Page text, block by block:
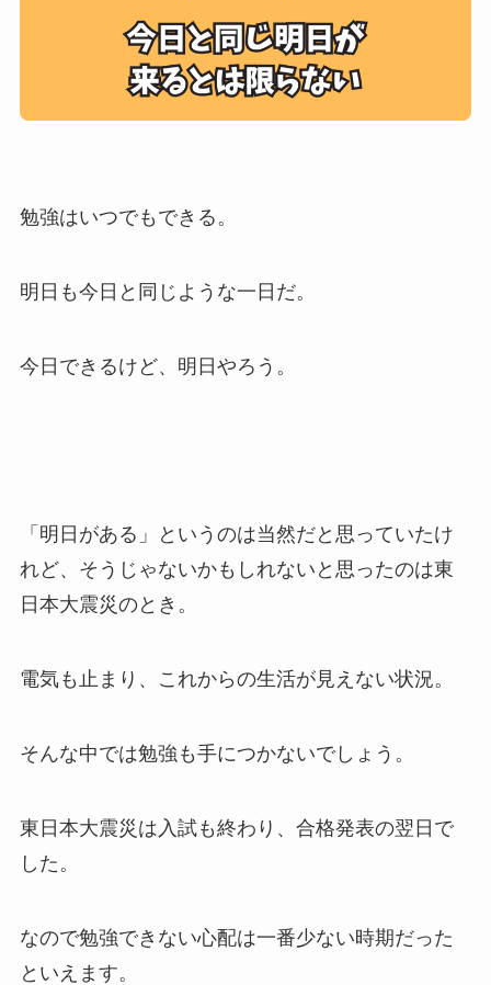
勉強はいつでもできる。
明日も今日と同じような一日だ。
今日できるけど、明日やろう。
「明日がある」というのは当然だと思っていたけ
れど、そうじゃないかもしれないと思ったのは東
日本大震災のとき。
電気も止まり、これからの生活が見えない状況。
そんな中では勉強も手につかないでしょう。
東日本大震災は入試も終わり、合格発表の翌日で
した。
なので勉強できない心配は一番少ない時期だった
といえます。